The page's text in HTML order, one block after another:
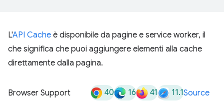
L'API Cache è disponibile da pagine e service worker, il
che significa che puoi aggiungere elementi alla cache
direttamente dalla pagina.
Browser Support 40 16 41 11.1Source